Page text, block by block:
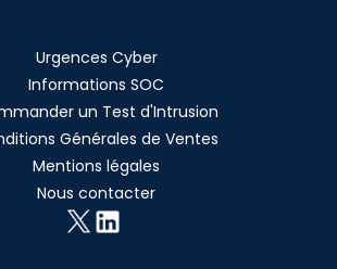
Urgences Cyber
Informations SOC
un Test d'Intrusion
Générales de Ventes
Mentions légales
Nous contacter